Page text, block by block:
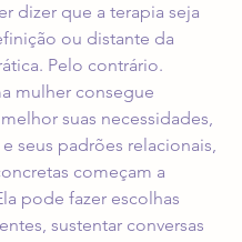
dizer que a terapia seja
ou distante da
Pelo contrário.
mulher consegue
suas necessidades,
seus padrões relacionais,
começam a
pode fazer escolhas
sustentar conversas